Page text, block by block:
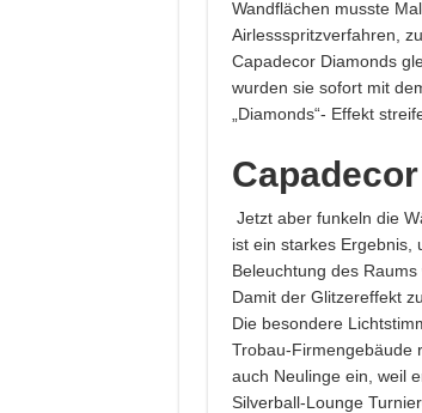
Wandflächen musste
Airlessspritzverfahren,
Capadecor Diamonds
wurden sie sofort mit
„Diamonds“- Effekt
Jetzt aber funkeln die
ist ein starkes Ergebnis,
Beleuchtung des
Damit der Glitzereffekt
Die besondere
Trobau-Firmengebäude
auch Neulinge ein, weil
Silverball-Lounge